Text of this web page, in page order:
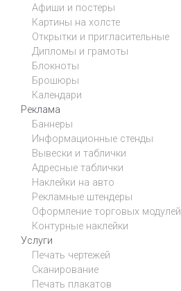
Афиши и постеры
Картины на холсте
Открытки и пригласительные
Дипломы и грамоты
Блокноты
Брошюры
Календари
Реклама
Баннеры
Информационные стенды
Вывески и таблички
Адресные таблички
Наклейки на авто
Рекламные штендеры
Оформление торговых модулей
Контурные наклейки
Услуги
Печать чертежей
Сканирование
Печать плакатов